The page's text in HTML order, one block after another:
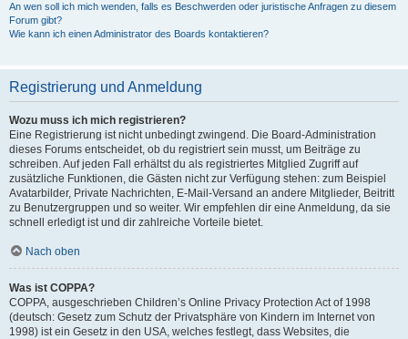
An wen soll ich mich wenden, falls es Beschwerden oder juristische Anfragen zu diesem
Forum gibt?
Wie kann ich einen Administrator des Boards kontaktieren?
Registrierung und Anmeldung
Wozu muss ich mich registrieren?
Eine Registrierung ist nicht unbedingt zwingend. Die Board-Administration
dieses Forums entscheidet, ob du registriert sein musst, um Beiträge zu
schreiben. Auf jeden Fall erhältst du als registriertes Mitglied Zugriff auf
zusätzliche Funktionen, die Gästen nicht zur Verfügung stehen: zum Beispiel
Avatarbilder, Private Nachrichten, E-Mail-Versand an andere Mitglieder, Beitritt
zu Benutzergruppen und so weiter. Wir empfehlen dir eine Anmeldung, da sie
schnell erledigt ist und dir zahlreiche Vorteile bietet.
Nach oben
Was ist COPPA?
COPPA, ausgeschrieben Children’s Online Privacy Protection Act of 1998
(deutsch: Gesetz zum Schutz der Privatsphäre von Kindern im Internet von
1998) ist ein Gesetz in den USA, welches festlegt, dass Websites, die